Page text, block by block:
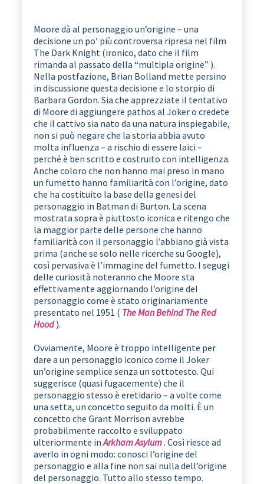
Moore dà al personaggio un’origine – una
decisione un po’ più controversa ripresa nel film
The Dark Knight (ironico, dato che il film
rimanda al passato della “multipla origine” ).
Nella postfazione, Brian Bolland mette persino
in discussione questa decisione e lo storpio di
Barbara Gordon. Sia che apprezziate il tentativo
di Moore di aggiungere pathos al Joker o credete
che il cattivo sia nato da una natura inspiegabile,
non si può negare che la storia abbia avuto
molta influenza – a rischio di essere laici –
perché è ben scritto e costruito con intelligenza.
Anche coloro che non hanno mai preso in mano
un fumetto hanno familiarità con l’origine, dato
che ha costituito la base della genesi del
personaggio in Batman di Burton. La scena
mostrata sopra è piuttosto iconica e ritengo che
la maggior parte delle persone che hanno
familiarità con il personaggio l’abbiano già vista
prima (anche se solo nelle ricerche su Google),
così pervasiva è l’immagine del fumetto. I segugi
delle curiosità noteranno che Moore sta
effettivamente aggiornando l’origine del
personaggio come è stato originariamente
presentato nel 1951 ( The Man Behind The Red
Hood).
Ovviamente, Moore è troppo intelligente per
dare a un personaggio iconico come il Joker
un’origine semplice senza un sottotesto. Qui
suggerisce (quasi fugacemente) che il
personaggio stesso è eretidario – a volte come
una setta, un concetto seguito da molti. È un
concetto che Grant Morrison avrebbe
probabilmente raccolto e sviluppato
ulteriormente inArkham Asylum. Così riesce ad
averlo in ogni modo: conosci l’origine del
personaggio e alla fine non sai nulla dell’origine
del personaggio. Tutto allo stesso tempo.